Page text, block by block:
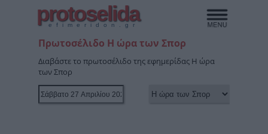
protoselida
efimeridon.gr
Πρωτοσέλιδο Η ώρα των Σπορ
Διαβάστε το πρωτοσέλιδο της εφημερίδας Η ώρα
των Σπορ